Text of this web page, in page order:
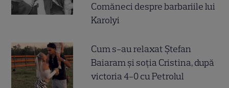
Comăneci despre barbariile lui
Karolyi
Cum s-au relaxat Ștefan
Baiaram și soția Cristina, după
victoria 4-0 cu Petrolul